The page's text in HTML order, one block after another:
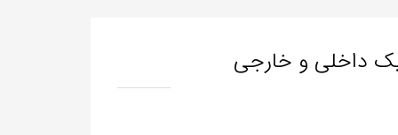
داخلی و خارجی